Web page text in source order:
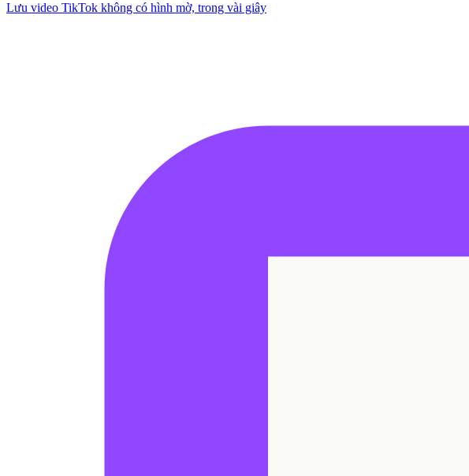
Lưu video TikTok không có hình mờ, trong vài giây